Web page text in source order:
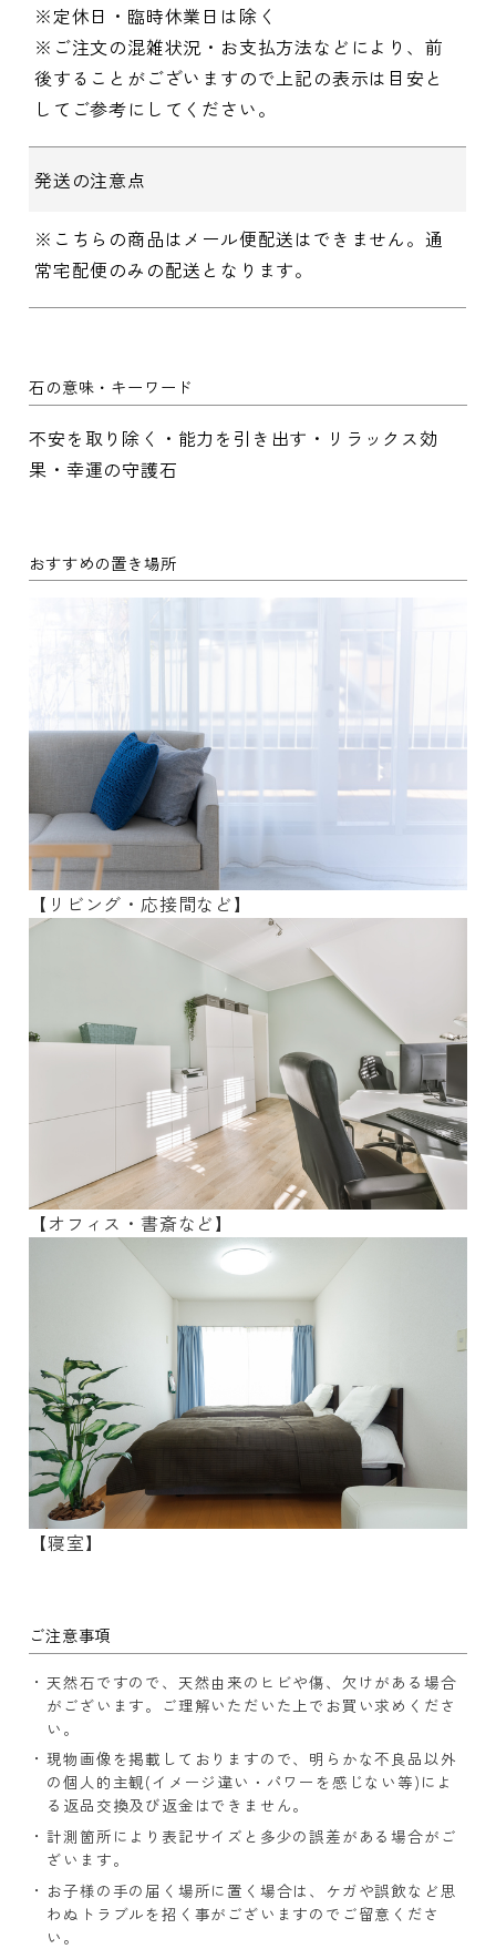
※定休日・臨時休業日は除く
※ご注文の混雑状況・お支払方法などにより、前
後することがございますので上記の表示は目安と
してご参考にしてください。
発送の注意点
※こちらの商品はメール便配送はできません。通
常宅配便のみの配送となります。
石の意味・キーワード
不安を取り除く・能力を引き出す・リラックス効
果・幸運の守護石
おすすめの置き場所
【リビング・応接間など】
【オフィス・書斎など】
【寝室】
ご注意事項
天然石ですので、天然由来のヒビや傷、欠けがある場合
がございます。ご理解いただいた上でお買い求めくださ
い。
現物画像を掲載しておりますので、明らかな不良品以外
の個人的主観(イメージ違い・パワーを感じない等)によ
る返品交換及び返金はできません。
計測箇所により表記サイズと多少の誤差がある場合がご
ざいます。
お子様の手の届く場所に置く場合は、ケガや誤飲など思
わぬトラブルを招く事がございますのでご留意くださ
い。